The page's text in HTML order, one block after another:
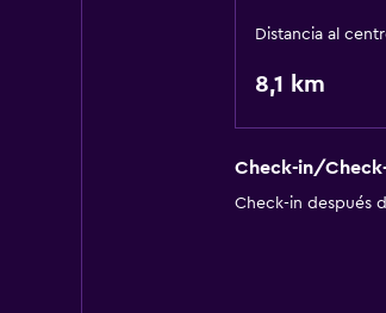
Distancia al
8,1 km
Check-in/
Check-in después